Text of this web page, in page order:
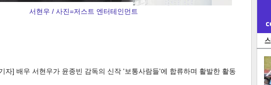
서현우 / 사진=저스트 엔터테인먼트
자] 배우 서현우가 윤종빈 감독의 신작 '보통사람들'에 합류하며 활발한 활동